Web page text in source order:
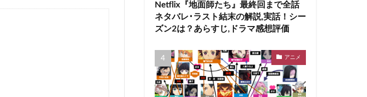
Netflix『地面師たち』最終回まで全話
ネタバレ･ラスト結末の解説,実話！シー
ズン2は？あらすじ,ドラマ感想評価
アニメ